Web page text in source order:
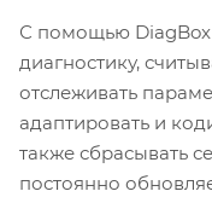
С помощью
диагностику,
отслеживать
адаптировать и
также сбрасывать
постоянно